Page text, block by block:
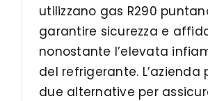
utilizzano gas R290
garantire sicurezza e
nonostante l’elevata
del refrigerante. L’azienda
due alternative per